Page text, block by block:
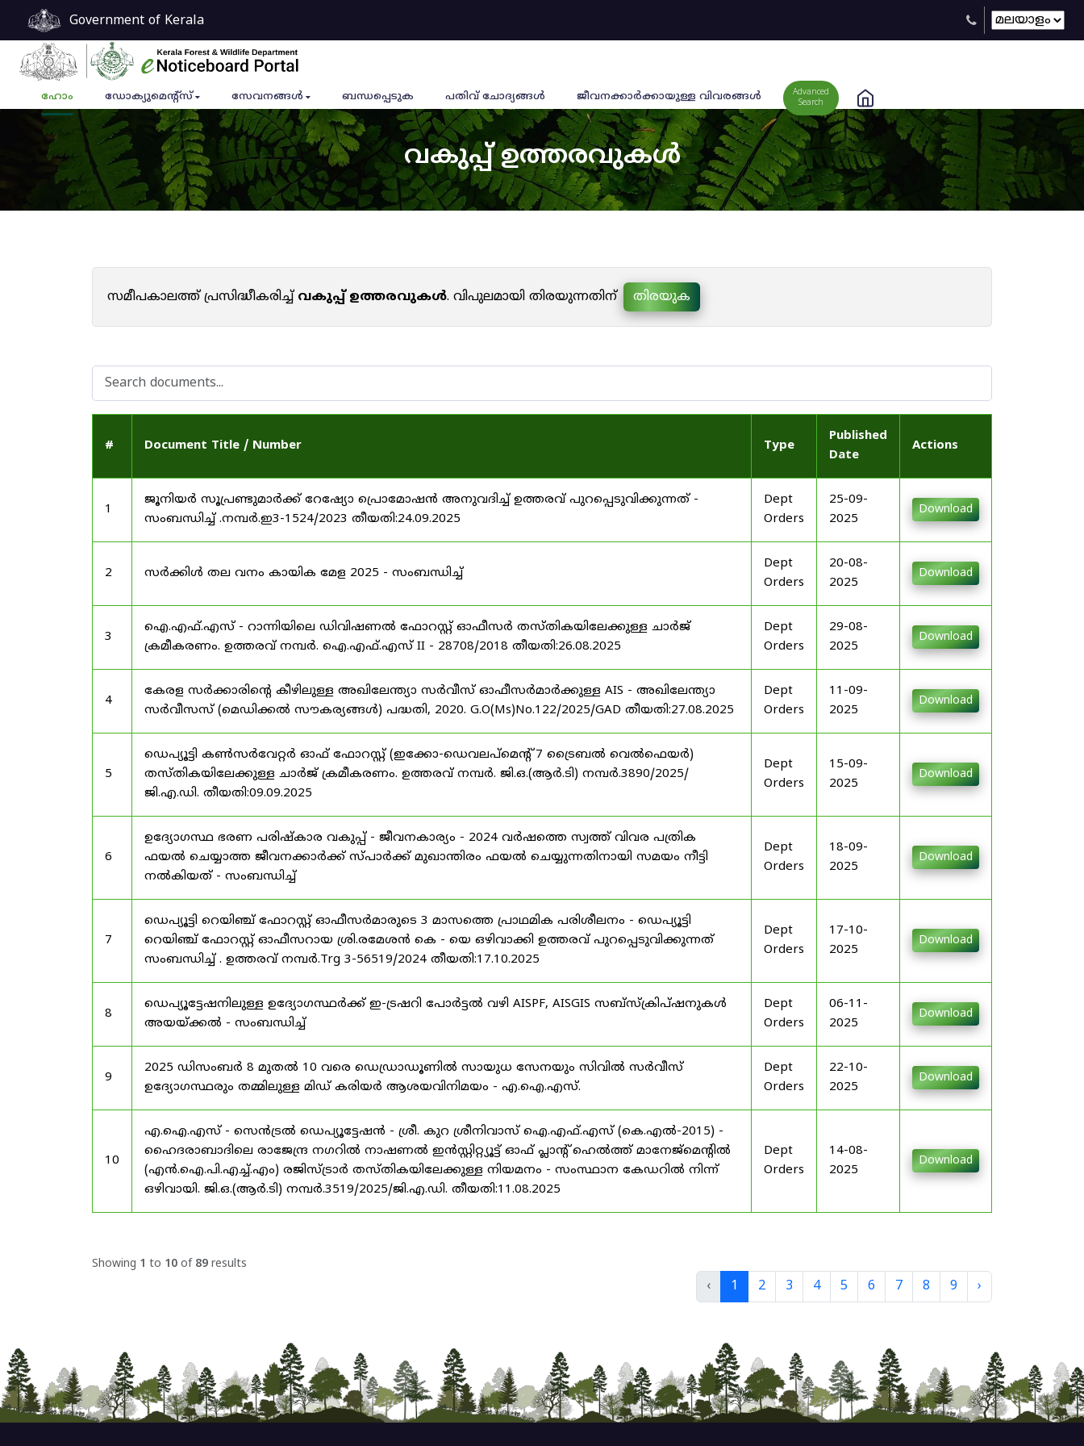
Government of Kerala
ഹോം ഡോക്യുമെൻ്റ്സ് സേവനങ്ങൾ ബന്ധപ്പെടുക പതിവ് ചോദ്യങ്ങൾ ജീവനക്കാര്‍ക്കായുള്ള വിവരങ്ങള്‍
Advanced
Search
വകുപ്പ് ഉത്തരവുകൾ
സമീപകാലത്ത് പ്രസിദ്ധീകരിച്ച്വകുപ്പ് ഉത്തരവുകൾ. വിപുലമായി തിരയുന്നതിന് തിരയുക
# Document Title / Number Type
Published
Date
Actions
1
ജൂനിയർ സൂപ്രണ്ടുമാർക്ക് റേഷ്യോ പ്രൊമോഷൻ അനുവദിച്ച് ഉത്തരവ് പുറപ്പെടുവിക്കുന്നത് -
സംബന്ധിച്ച് .നമ്പർ.ഇ3-1524/2023 തീയതി:24.09.2025
Dept
Orders
25-09-
2025
Download
2 സർക്കിൾ തല വനം കായിക മേള 2025 - സംബന്ധിച്ച്
Dept
Orders
20-08-
2025
Download
3
ഐ.എഫ്.എസ് - റാന്നിയിലെ ഡിവിഷണൽ ഫോറസ്റ്റ് ഓഫീസർ തസ്തികയിലേക്കുള്ള ചാർജ്
ക്രമീകരണം. ഉത്തരവ് നമ്പർ. ഐ.എഫ്.എസ് II - 28708/2018 തീയതി:26.08.2025
Dept
Orders
29-08-
2025
Download
4
കേരള സർക്കാരിന്റെ കീഴിലുള്ള അഖിലേന്ത്യാ സർവീസ് ഓഫീസർമാർക്കുള്ള AIS - അഖിലേന്ത്യാ
സർവീസസ് (മെഡിക്കൽ സൗകര്യങ്ങൾ) പദ്ധതി, 2020. G.O(Ms)No.122/2025/GAD തീയതി:27.08.2025
Dept
Orders
11-09-
2025
Download
5
ഡെപ്യൂട്ടി കൺസർവേറ്റർ ഓഫ് ഫോറസ്റ്റ് (ഇക്കോ-ഡെവലപ്മെന്റ് 7 ട്രൈബൽ വെൽഫെയർ)
തസ്തികയിലേക്കുള്ള ചാർജ് ക്രമീകരണം. ഉത്തരവ് നമ്പർ. ജി.ഒ.(ആർ.ടി) നമ്പർ.3890/2025/
ജി.എ.ഡി. തീയതി:09.09.2025
Dept
Orders
15-09-
2025
Download
6
ഉദ്യോഗസ്ഥ ഭരണ പരിഷ്കാര വകുപ്പ് - ജീവനകാര്യം - 2024 വർഷത്തെ സ്വത്ത് വിവര പത്രിക
ഫയൽ ചെയ്യാത്ത ജീവനക്കാർക്ക് സ്പാർക്ക് മുഖാന്തിരം ഫയൽ ചെയ്യുന്നതിനായി സമയം നീട്ടി
നൽകിയത് - സംബന്ധിച്ച്
Dept
Orders
18-09-
2025
Download
7
ഡെപ്യൂട്ടി റെയിഞ്ച് ഫോറസ്റ്റ് ഓഫീസർമാരുടെ 3 മാസത്തെ പ്രാഥമിക പരിശീലനം - ഡെപ്യൂട്ടി
റെയിഞ്ച് ഫോറസ്റ്റ് ഓഫീസറായ ശ്രി.രമേശൻ കെ - യെ ഒഴിവാക്കി ഉത്തരവ് പുറപ്പെടുവിക്കുന്നത്
സംബന്ധിച്ച് . ഉത്തരവ് നമ്പർ.Trg 3-56519/2024 തീയതി:17.10.2025
Dept
Orders
17-10-
2025
Download
8
ഡെപ്യൂട്ടേഷനിലുള്ള ഉദ്യോഗസ്ഥർക്ക് ഇ-ട്രഷറി പോർട്ടൽ വഴി AISPF, AISGIS സബ്‌സ്‌ക്രിപ്‌ഷനുകൾ
അയയ്ക്കൽ - സംബന്ധിച്ച്
Dept
Orders
06-11-
2025
Download
9
2025 ഡിസംബർ 8 മുതൽ 10 വരെ ഡെഡ്രാഡൂണിൽ സായുധ സേനയും സിവിൽ സർവീസ്
ഉദ്യോഗസ്ഥരും തമ്മിലുള്ള മിഡ് കരിയർ ആശയവിനിമയം - എ.ഐ.എസ്.
Dept
Orders
22-10-
2025
Download
10
എ.ഐ.എസ് - സെൻട്രൽ ഡെപ്യൂട്ടേഷൻ - ശ്രീ. കുറ ശ്രീനിവാസ് ഐ.എഫ്.എസ് (കെ.എൽ-2015) -
ഹൈദരാബാദിലെ രാജേന്ദ്ര നഗറിൽ നാഷണൽ ഇൻസ്റ്റിറ്റ്യൂട്ട് ഓഫ് പ്ലാന്റ് ഹെൽത്ത് മാനേജ്‌മെന്റിൽ
(എൻ.ഐ.പി.എച്ച്.എം) രജിസ്ട്രാർ തസ്തികയിലേക്കുള്ള നിയമനം - സംസ്ഥാന കേഡറിൽ നിന്ന്
ഒഴിവായി. ജി.ഒ.(ആർ.ടി) നമ്പർ.3519/2025/ജി.എ.ഡി. തീയതി:11.08.2025
Dept
Orders
14-08-
2025
Download
Showing 1 to 10 of 89 results
‹ 1 2 3 4 5 6 7 8 9 ›